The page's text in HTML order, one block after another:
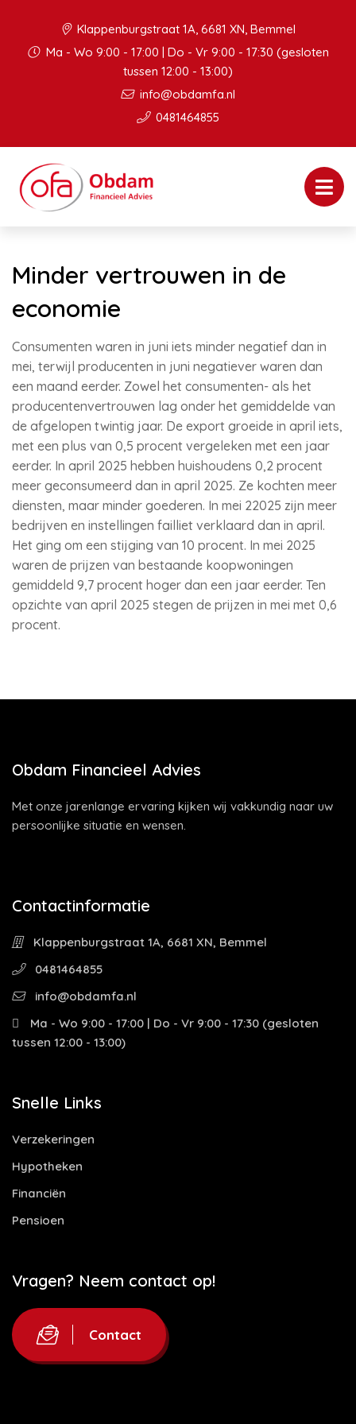
Klappenburgstraat 1A, 6681 XN, Bemmel
Ma - Wo 9:00 - 17:00 | Do - Vr 9:00 - 17:30 (gesloten
tussen 12:00 - 13:00)
info@obdamfa.nl
0481464855
Minder vertrouwen in de
economie
Consumenten waren in juni iets minder negatief dan in
mei, terwijl producenten in juni negatiever waren dan
een maand eerder. Zowel het consumenten- als het
producentenvertrouwen lag onder het gemiddelde van
de afgelopen twintig jaar. De export groeide in april iets,
met een plus van 0,5 procent vergeleken met een jaar
eerder. In april 2025 hebben huishoudens 0,2 procent
meer geconsumeerd dan in april 2025. Ze kochten meer
diensten, maar minder goederen. In mei 22025 zijn meer
bedrijven en instellingen failliet verklaard dan in april.
Het ging om een stijging van 10 procent. In mei 2025
waren de prijzen van bestaande koopwoningen
gemiddeld 9,7 procent hoger dan een jaar eerder. Ten
opzichte van april 2025 stegen de prijzen in mei met 0,6
procent.
Obdam Financieel Advies
Met onze jarenlange ervaring kijken wij vakkundig naar uw
persoonlijke situatie en wensen.
Contactinformatie
Klappenburgstraat 1A, 6681 XN, Bemmel
0481464855
info@obdamfa.nl
Ma - Wo 9:00 - 17:00 | Do - Vr 9:00 - 17:30 (gesloten
tussen 12:00 - 13:00)
Snelle Links
Verzekeringen
Hypotheken
Financiën
Pensioen
Vragen? Neem contact op!
Contact